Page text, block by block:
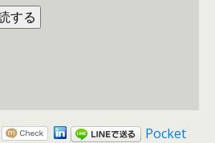
Pocket